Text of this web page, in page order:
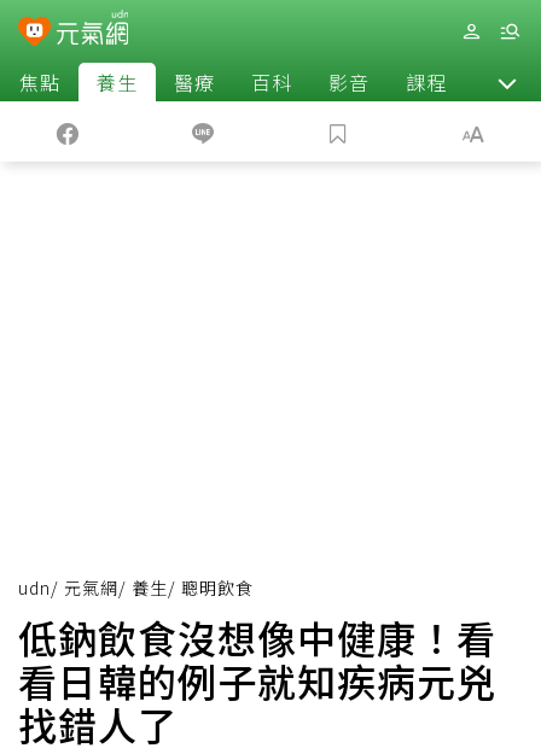
焦點 養生 醫療 百科 影音 課程 退休
udn/ 元氣網/ 養生/ 聰明飲食
低鈉飲食沒想像中健康！看
看日韓的例子就知疾病元兇
找錯人了